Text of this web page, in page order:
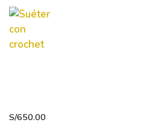
S/650.00